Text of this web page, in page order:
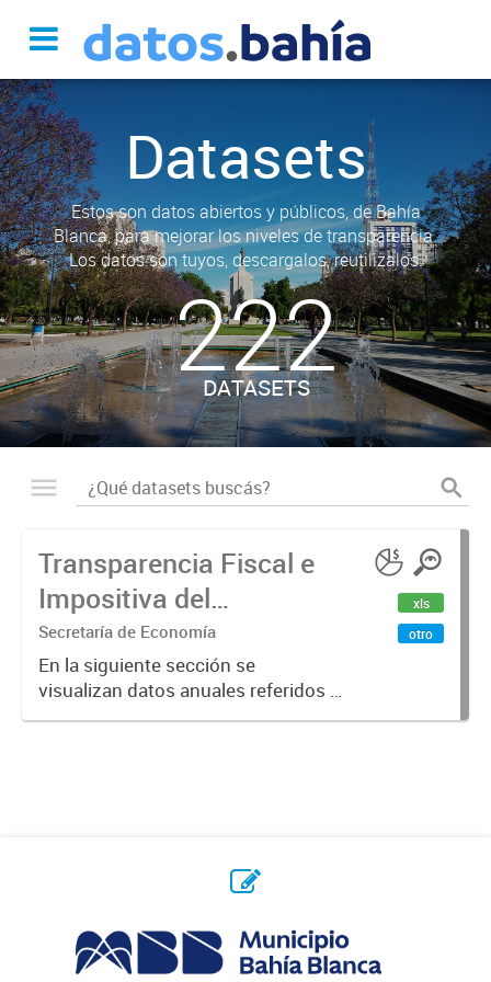
Datasets
Estos son datos abiertos y públicos, de Bahía
Blanca, para mejorar los niveles de transparencia.
Los datos son tuyos, descargalos, reutilizalos.
222
DATASETS
Transparencia Fiscal e
Impositiva del
Municipio. Año 2023
Secretaría de Economía
En la siguiente sección se
visualizan datos anuales referidos a
la transparencia fiscal e impositiva
xls
otro